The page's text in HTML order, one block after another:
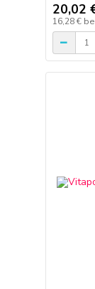
20,02
16,28 €